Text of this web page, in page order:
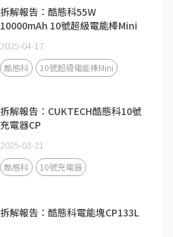
拆解報告：酷態科55W
10000mAh 10號超級電能棒Mini
2025-04-17
酷態科 10號超級電能棒Mini
拆解報告：CUKTECH酷態科10號
充電器CP
2025-03-21
酷態科 10號充電器
拆解報告：酷態科電能塊CP133L